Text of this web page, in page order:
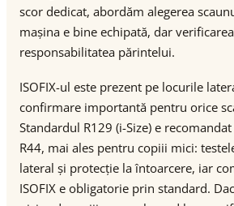
scor dedicat, abordăm alegerea
mașina e bine echipată, dar
responsabilitatea părintelui.
ISOFIX-ul este prezent pe locurile
confirmare importantă pentru orice
Standardul R129 (i-Size) e
R44, mai ales pentru copiii mici:
lateral și protecție la întoarcere, iar
ISOFIX e obligatorie prin standard.